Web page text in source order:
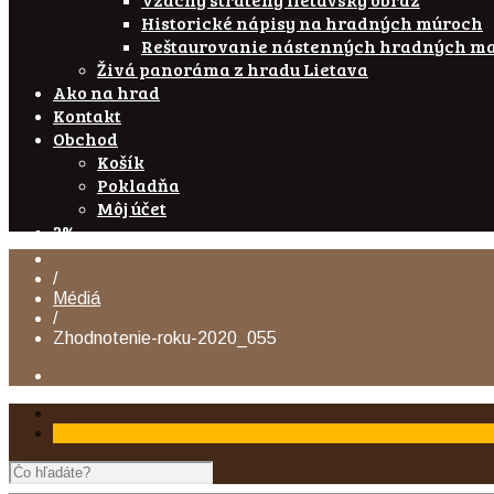
Historické nápisy na hradných múroch
Reštaurovanie nástenných hradných
Živá panoráma z hradu Lietava
Ako na hrad
Kontakt
Obchod
Košík
Pokladňa
Môj účet
2%
/
Médiá
/
Zhodnotenie-roku-2020_055